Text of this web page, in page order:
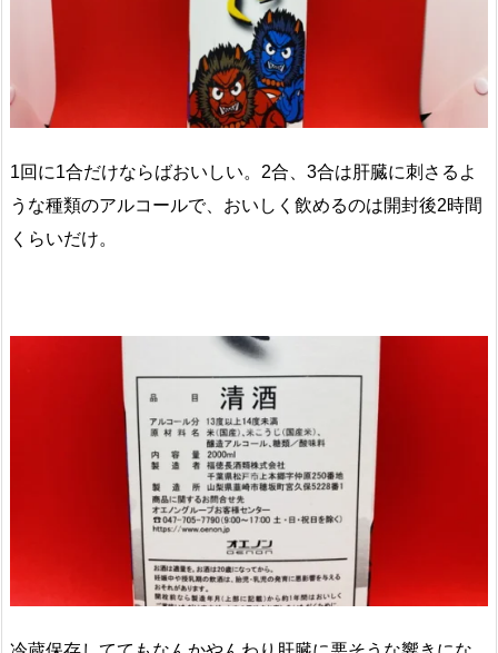
1回に1合だけならばおいしい。2合、3合は肝臓に刺さるよ
うな種類のアルコールで、おいしく飲めるのは開封後2時間
くらいだけ。